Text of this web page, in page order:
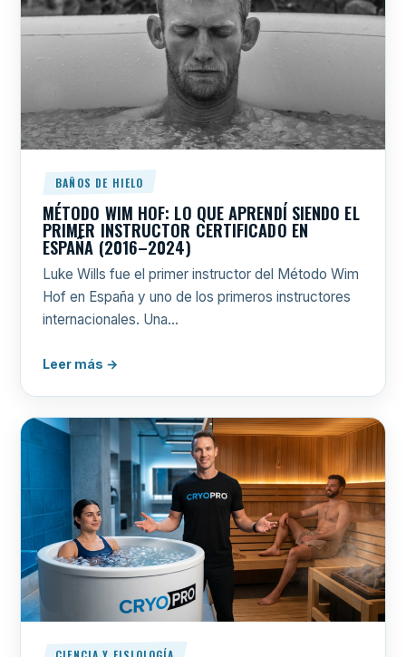
BAÑOS DE HIELO
MÉTODO WIM HOF: LO QUE APRENDÍ SIENDO EL
PRIMER INSTRUCTOR CERTIFICADO EN
ESPAÑA (2016–2024)
Luke Wills fue el primer instructor del Método Wim
Hof en España y uno de los primeros instructores
internacionales. Una…
Leer más →